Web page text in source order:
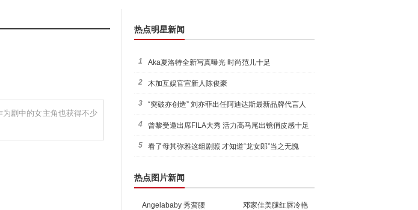
剧中的女主角也获得不少
热点明星新闻
1 Aka夏洛特全新写真曝光 时尚范儿十足
2 木加互娱官宣新人陈俊豪
3 “突破亦创造” 刘亦菲出任阿迪达斯最新品牌代言人
引爆
4 曾黎受邀出席FILA大秀 活力高马尾出镜俏皮感十足
5 看了母其弥雅这组剧照 才知道“龙女郎”当之无愧
热点图片新闻
Angelababy 秀蛮腰 邓家佳美腿红唇冷艳